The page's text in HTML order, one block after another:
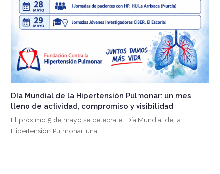
Día Mundial de la Hipertensión Pulmonar: un mes
lleno de actividad, compromiso y visibilidad
El próximo 5 de mayo se celebra el Día Mundial de la
Hipertensión Pulmonar, una…